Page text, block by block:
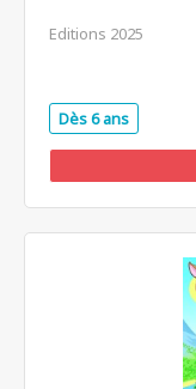
Editions 2025
Dès 6 ans